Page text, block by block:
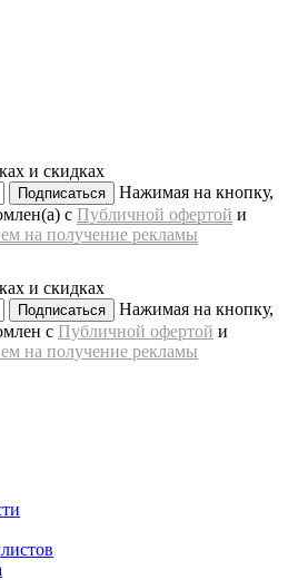
и скидках
Подписаться
Нажимая на кнопку,
с Публичной офертой и
на получение рекламы
и скидках
Подписаться
Нажимая на кнопку,
с Публичной офертой и
на получение рекламы